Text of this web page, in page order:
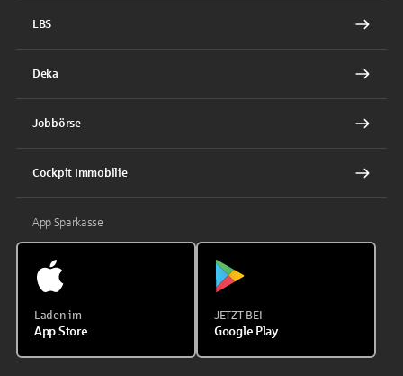
LBS
Deka
Jobbörse
Cockpit Immobilie
App Sparkasse
Laden im
App Store
JETZT BEI
Google Play